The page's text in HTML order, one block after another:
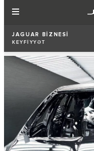
JAGUAR BİZNESİ
KEYFİYYƏT